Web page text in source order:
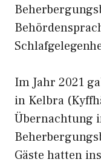
Im Jahr 2021
in Kelbra
Übernachtung
Gäste hatten